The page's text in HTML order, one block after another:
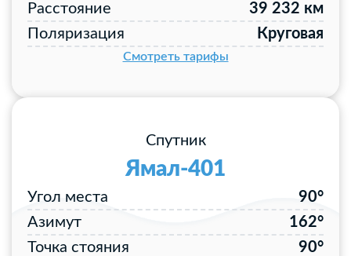
Расстояние
39 232 км
Поляризация
Круговая
Смотреть тарифы
Спутник
Ямал-401
Угол места
90°
Азимут
162°
Точка стояния
90°